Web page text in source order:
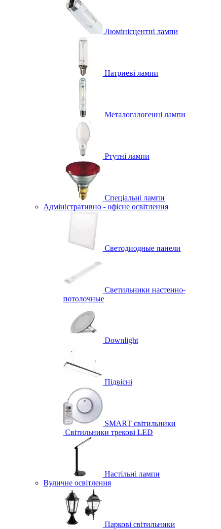
Люмінісцентні лампи
Натриеві лампи
Металогалогенні лампи
Ртутні лампи
Спеціальні лампи
Адміністративно - офісне освітлення
Светодиодные панели
Светильники настенно-
потолочные
Downlight
Підвісні
SMART світильники
Світильники трекові LED
Настільні лампи
Вуличне освітлення
Паркові світильники